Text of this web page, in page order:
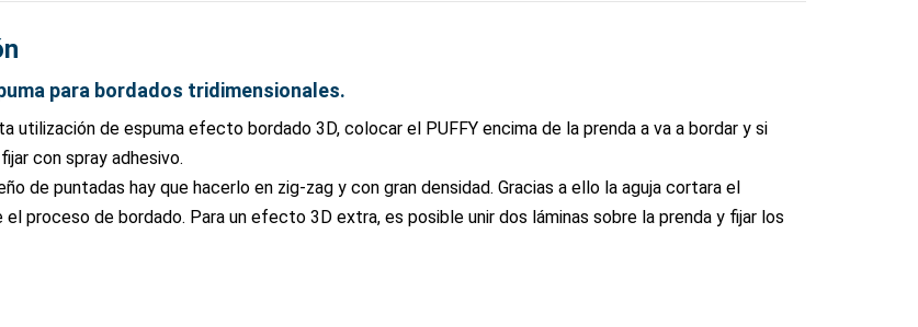
para bordados tridimensionales.
utilización de espuma efecto bordado 3D, colocar el PUFFY encima de la prenda a va a bordar y si
con spray adhesivo.
de puntadas hay que hacerlo en zig-zag y con gran densidad. Gracias a ello la aguja cortara el
el proceso de bordado. Para un efecto 3D extra, es posible unir dos láminas sobre la prenda y fijar los